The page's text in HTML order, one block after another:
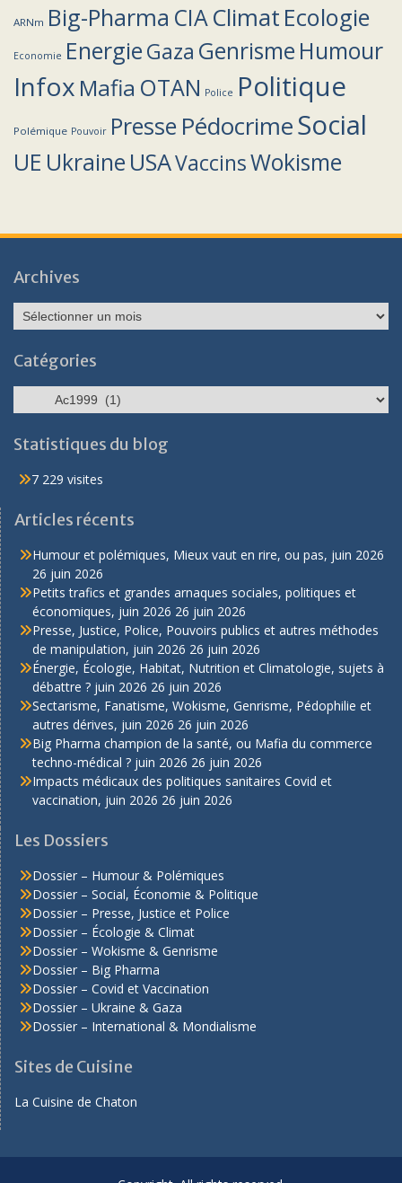
ARNm Big-Pharma CIAClimat Ecologie
Economie EnergieGaza Genrisme Humour
Infox Mafia OTAN Police Politique
Polémique Pouvoir Presse PédocrimeSocial
UE Ukraine USAVaccinsWokisme
Archives
Archives
Catégories
Catégories
Statistiques du blog
7 229 visites
Articles récents
Humour et polémiques, Mieux vaut en rire, ou pas, juin 2026
26 juin 2026
Petits trafics et grandes arnaques sociales, politiques et
économiques, juin 2026 26 juin 2026
Presse, Justice, Police, Pouvoirs publics et autres méthodes
de manipulation, juin 2026 26 juin 2026
Énergie, Écologie, Habitat, Nutrition et Climatologie, sujets à
débattre ? juin 2026 26 juin 2026
Sectarisme, Fanatisme, Wokisme, Genrisme, Pédophilie et
autres dérives, juin 2026 26 juin 2026
Big Pharma champion de la santé, ou Mafia du commerce
techno-médical ? juin 2026 26 juin 2026
Impacts médicaux des politiques sanitaires Covid et
vaccination, juin 2026 26 juin 2026
Les Dossiers
Dossier – Humour & Polémiques
Dossier – Social, Économie & Politique
Dossier – Presse, Justice et Police
Dossier – Écologie & Climat
Dossier – Wokisme & Genrisme
Dossier – Big Pharma
Dossier – Covid et Vaccination
Dossier – Ukraine & Gaza
Dossier – International & Mondialisme
Sites de Cuisine
La Cuisine de Chaton